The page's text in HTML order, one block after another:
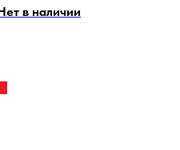
в наличии